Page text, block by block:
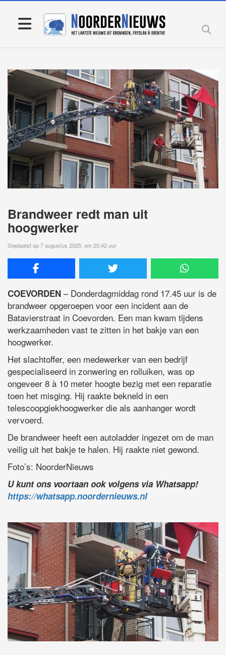
Brandweer redt man uit
hoogwerker
Geplaatst op 7 augustus 2025, om 20:42 uur
COEVORDEN – Donderdagmiddag rond 17.45 uur is de
brandweer opgeroepen voor een incident aan de
Batavierstraat in Coevorden. Een man kwam tijdens
werkzaamheden vast te zitten in het bakje van een
hoogwerker.
Het slachtoffer, een medewerker van een bedrijf
gespecialiseerd in zonwering en rolluiken, was op
ongeveer 8 à 10 meter hoogte bezig met een reparatie
toen het misging. Hij raakte bekneld in een
telescoopgiekhoogwerker die als aanhanger wordt
vervoerd.
De brandweer heeft een autoladder ingezet om de man
veilig uit het bakje te halen. Hij raakte niet gewond.
Foto’s: NoorderNieuws
U kunt ons voortaan ook volgens via Whatsapp!
https://whatsapp.noordernieuws.nl